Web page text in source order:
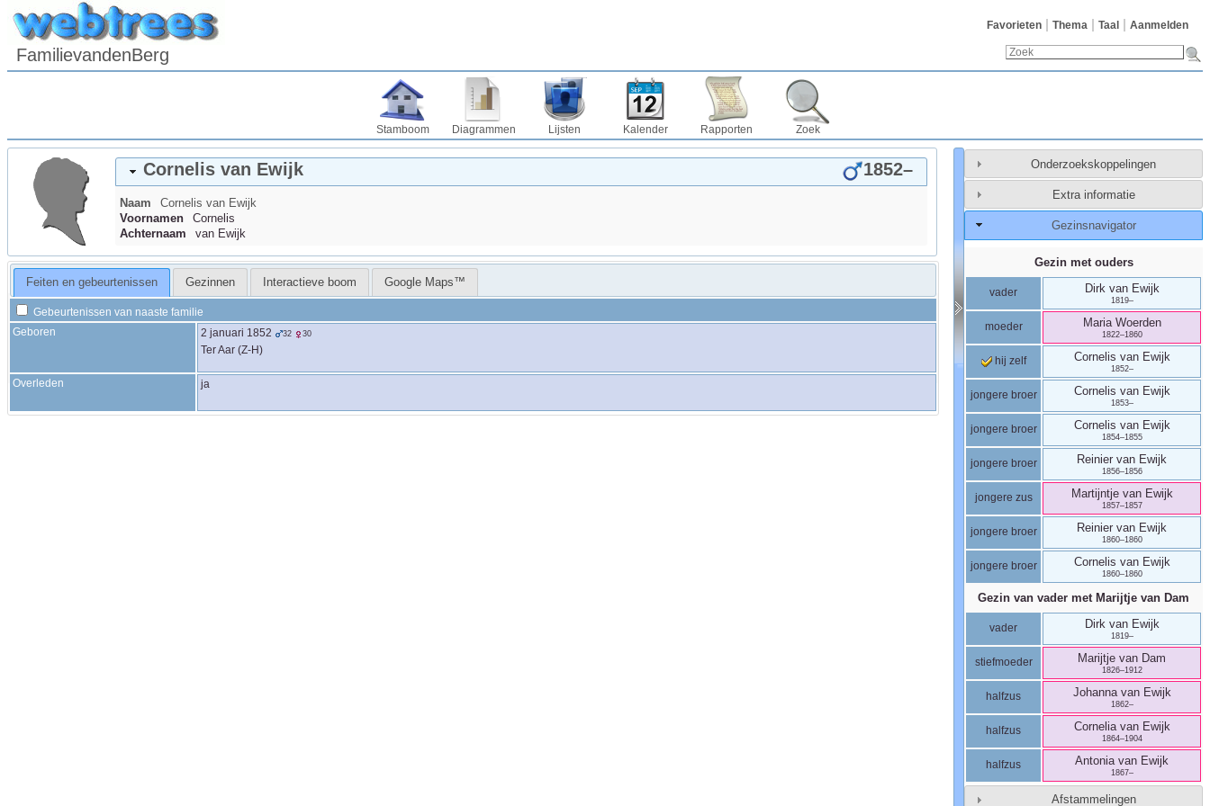
Favorieten Thema Taal Aanmelden
FamilievandenBerg
Stamboom Diagrammen Lijsten Kalender Rapporten Zoek
Cornelis van Ewijk 1852–
Naam Cornelis van Ewijk
Voornamen
Cornelis
Achternaam
van Ewijk
Feiten en gebeurtenissen Gezinnen Interactieve boom Google Maps™
Gebeurtenissen van naaste familie
Geboren
2 januari 1852 32 30
Ter Aar (Z-H)
Overleden ja
Onderzoekskoppelingen
Extra informatie
Gezinsnavigator
Gezin met ouders
vader Dirk van Ewijk
1819–
moeder Maria Woerden
1822–1860
hij zelf Cornelis van Ewijk
1852–
jongere broer Cornelis van Ewijk
1853–
jongere broer Cornelis van Ewijk
1854–1855
jongere broer Reinier van Ewijk
1856–1856
jongere zus Martijntje van Ewijk
1857–1857
jongere broer Reinier van Ewijk
1860–1860
jongere broer Cornelis van Ewijk
1860–1860
Gezin van vader met Marijtje van Dam
vader Dirk van Ewijk
1819–
stiefmoeder Marijtje van Dam
1826–1912
halfzus Johanna van Ewijk
1862–
halfzus Cornelia van Ewijk
1864–1904
halfzus Antonia van Ewijk
1867–
Afstammelingen